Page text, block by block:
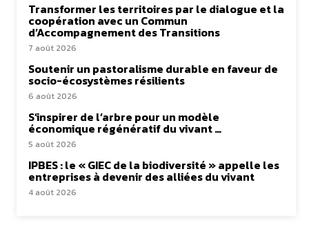
Transformer les territoires par le dialogue et la
coopération avec un Commun
d’Accompagnement des Transitions
7 août 2026
Soutenir un pastoralisme durable en faveur de
socio-écosystèmes résilients
6 août 2026
S’inspirer de l’arbre pour un modèle
économique régénératif du vivant …
5 août 2026
IPBES : le « GIEC de la biodiversité » appelle les
entreprises à devenir des alliées du vivant
4 août 2026